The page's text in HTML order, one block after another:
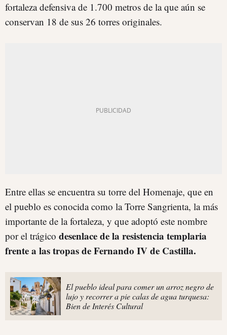
fortaleza defensiva de 1.700 metros de la que aún se
conservan 18 de sus 26 torres originales.
Entre ellas se encuentra su torre del Homenaje, que en
el pueblo es conocida como la Torre Sangrienta, la más
importante de la fortaleza, y que adoptó este nombre
por el trágico desenlace de la resistencia templaria
frente a las tropas de Fernando IV de Castilla.
El pueblo ideal para comer un arroz negro de
lujo y recorrer a pie calas de agua turquesa:
Bien de Interés Cultural